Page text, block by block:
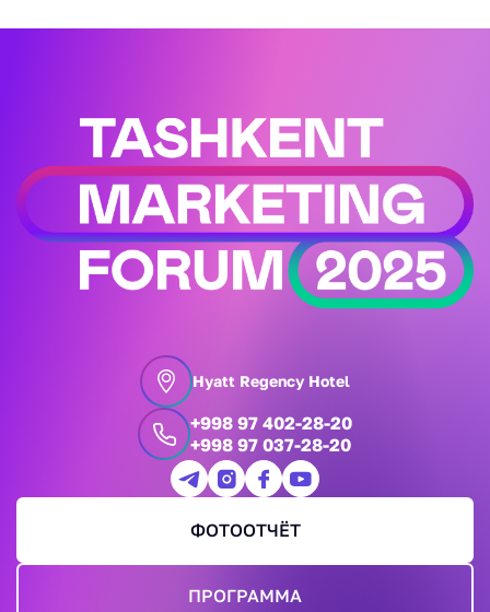
Hyatt Regency Hotel
+998 97 402-28-20
+998 97 037-28-20
ФОТООТЧЁТ
ПРОГРАММА